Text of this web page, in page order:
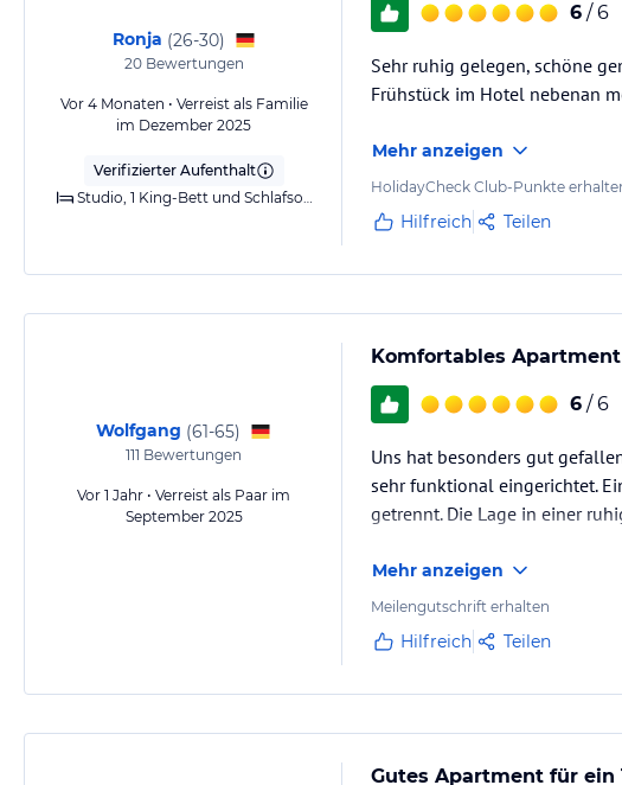
Ronja (26-30)
20Bewertungen
Vor 4 Monaten • Verreist als Familie
im Dezember 2025
Verifizierter Aufenthalt
Studio, 1 King-Bett und Schlafsofa
6 / 6
Sehr ruhig gelegen, schöne
Frühstück im Hotel nebenan
Mehr anzeigen
HolidayCheck Club-Punkte
Hilfreich Teilen
Wolfgang (61-65)
111 Bewertungen
Vor 1 Jahr • Verreist als Paar im
September 2025
Komfortables
6 / 6
Uns hat besonders gut
sehr funktional eingerichtet.
getrennt. Die Lage in einer
Mehr anzeigen
Meilengutschrift erhalten
Hilfreich Teilen
Gutes Apartment für